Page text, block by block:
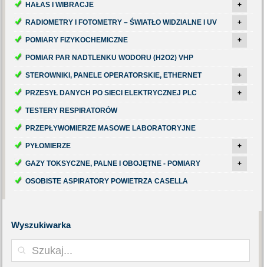
HAŁAS I WIBRACJE +
RADIOMETRY I FOTOMETRY – ŚWIATŁO WIDZIALNE I UV +
POMIARY FIZYKOCHEMICZNE +
POMIAR PAR NADTLENKU WODORU (H2O2) VHP
STEROWNIKI, PANELE OPERATORSKIE, ETHERNET +
PRZESYŁ DANYCH PO SIECI ELEKTRYCZNEJ PLC +
TESTERY RESPIRATORÓW
PRZEPŁYWOMIERZE MASOWE LABORATORYJNE
PYŁOMIERZE +
GAZY TOKSYCZNE, PALNE I OBOJĘTNE - POMIARY +
OSOBISTE ASPIRATORY POWIETRZA CASELLA
Wyszukiwarka